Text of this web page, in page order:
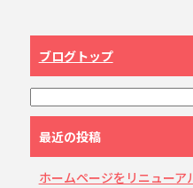
ブログトップ
最近の投稿
ホームページをリニューア